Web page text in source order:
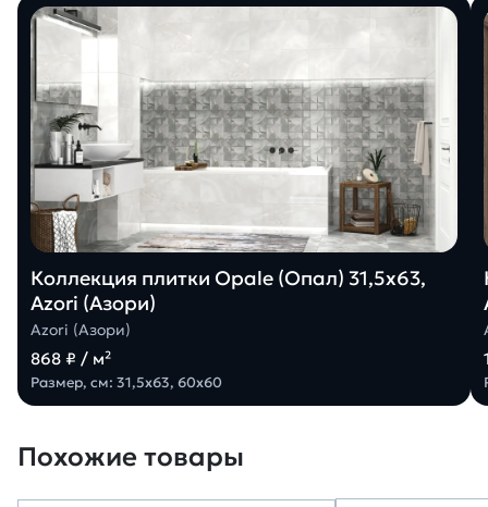
Коллекция плитки Opale (Опал) 31,5х63,
Azori (Азори)
Azori (Азори)
868 ₽ / м²
Размер, см: 31,5х63, 60х60
Похожие товары